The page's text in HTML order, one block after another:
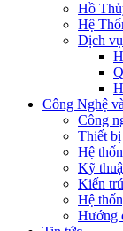
Hồ
Hệ
Dịch
Công Nghệ
Công
Thiết
Hệ
Kỹ
Kiến
Hệ
Hướng